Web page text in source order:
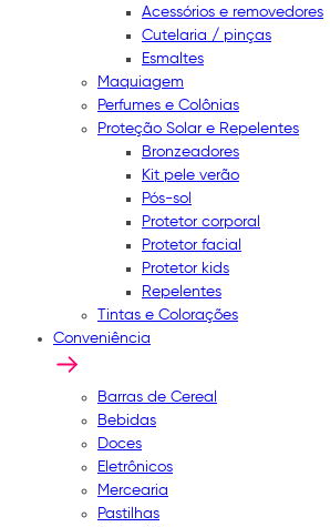
Acessórios e removedores
Cutelaria / pinças
Esmaltes
Maquiagem
Perfumes e Colônias
Proteção Solar e Repelentes
Bronzeadores
Kit pele verão
Pós-sol
Protetor corporal
Protetor facial
Protetor kids
Repelentes
Tintas e Colorações
Conveniência
Barras de Cereal
Bebidas
Doces
Eletrônicos
Mercearia
Pastilhas